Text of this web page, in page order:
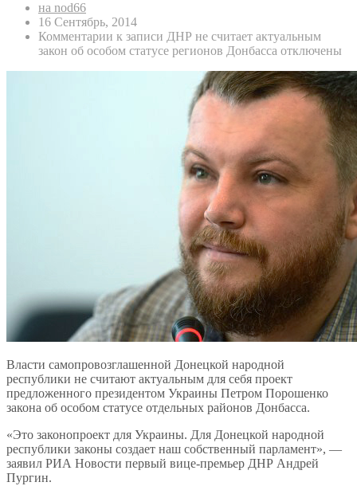
на nod66
16 Сентябрь, 2014
Комментарии к записи ДНР не считает актуальным
закон об особом статусе регионов Донбасса отключены
Власти самопровозглашенной Донецкой народной
республики не считают актуальным для себя проект
предложенного президентом Украины Петром Порошенко
закона об особом статусе отдельных районов Донбасса.
«Это законопроект для Украины. Для Донецкой народной
республики законы создает наш собственный парламент», —
заявил РИА Новости первый вице-премьер ДНР Андрей
Пургин.